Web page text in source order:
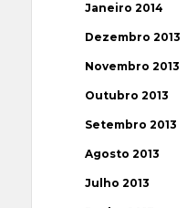
Janeiro 2014
Dezembro 2013
Novembro 2013
Outubro 2013
Setembro 2013
Agosto 2013
Julho 2013